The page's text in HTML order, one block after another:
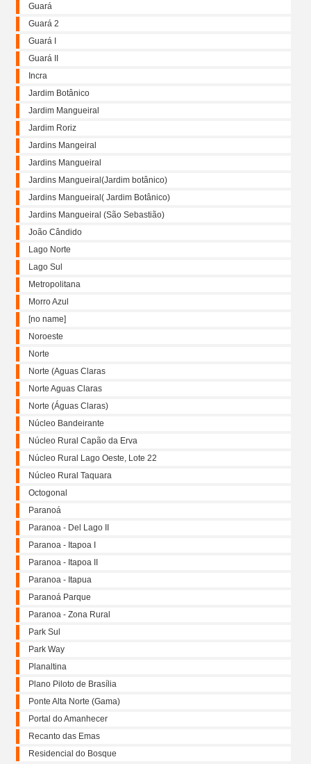
Guará
Guará 2
Guará I
Guará II
Incra
Jardim Botânico
Jardim Mangueiral
Jardim Roriz
Jardins Mangeiral
Jardins Mangueiral
Jardins Mangueiral(Jardim botânico)
Jardins Mangueiral( Jardim Botânico)
Jardins Mangueiral (São Sebastião)
João Cândido
Lago Norte
Lago Sul
Metropolitana
Morro Azul
[no name]
Noroeste
Norte
Norte (Aguas Claras
Norte Aguas Claras
Norte (Águas Claras)
Núcleo Bandeirante
Núcleo Rural Capão da Erva
Núcleo Rural Lago Oeste, Lote 22
Núcleo Rural Taquara
Octogonal
Paranoá
Paranoa - Del Lago II
Paranoa - Itapoa I
Paranoa - Itapoa II
Paranoa - Itapua
Paranoá Parque
Paranoa - Zona Rural
Park Sul
Park Way
Planaltina
Plano Piloto de Brasília
Ponte Alta Norte (Gama)
Portal do Amanhecer
Recanto das Emas
Residencial do Bosque